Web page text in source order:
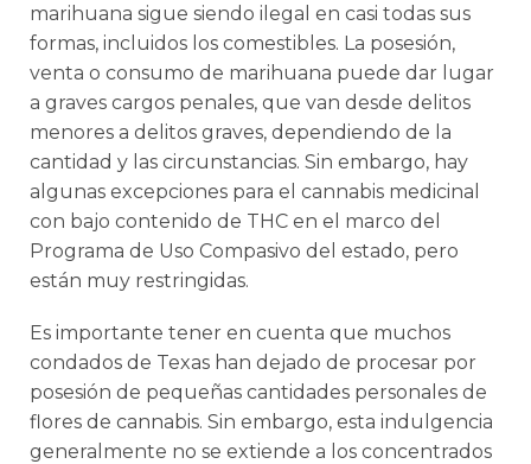
marihuana sigue siendo ilegal en casi todas sus
formas, incluidos los comestibles. La posesión,
venta o consumo de marihuana puede dar lugar
a graves cargos penales, que van desde delitos
menores a delitos graves, dependiendo de la
cantidad y las circunstancias. Sin embargo, hay
algunas excepciones para el cannabis medicinal
con bajo contenido de THC en el marco del
Programa de Uso Compasivo del estado, pero
están muy restringidas.
Es importante tener en cuenta que muchos
condados de Texas han dejado de procesar por
posesión de pequeñas cantidades personales de
flores de cannabis. Sin embargo, esta indulgencia
generalmente no se extiende a los concentrados